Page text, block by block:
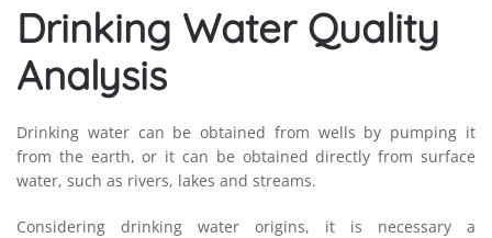
Drinking Water Quality
Analysis
Drinking water can be obtained from wells by pumping it
from the earth, or it can be obtained directly from surface
water, such as rivers, lakes and streams.
Considering drinking water origins, it is necessary a